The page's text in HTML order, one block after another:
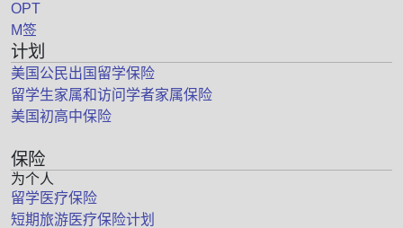
OPT
M签
计划
美国公民出国留学保险
留学生家属和访问学者家属保险
美国初高中保险
保险
为个人
留学医疗保险
短期旅游医疗保险计划